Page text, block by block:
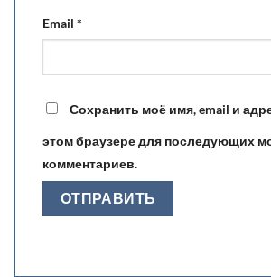
Email *
Сохранить моё имя, email и
этом браузере для последующих
комментариев.